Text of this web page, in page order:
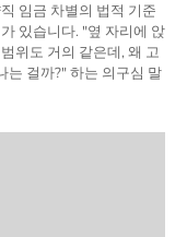
임금 차별의 법적 기준
있습니다. "옆 자리에 앉
위도 거의 같은데, 왜 고
는 걸까?" 하는 의구심 말